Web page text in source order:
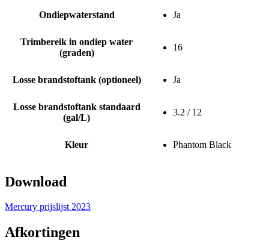
Ondiepwaterstand Ja
Trimbereik in ondiep water
(graden)
16
Losse brandstoftank (optioneel) Ja
Losse brandstoftank standaard
(gal/L)
3.2 / 12
Kleur Phantom Black
Download
Mercury prijslijst 2023
Afkortingen